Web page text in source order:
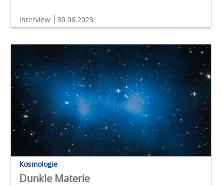
Interview 30.06.2023
Kosmologie
Dunkle Materie